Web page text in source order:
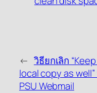
← วิธียกเลิก
local copy as
PSU Webmail